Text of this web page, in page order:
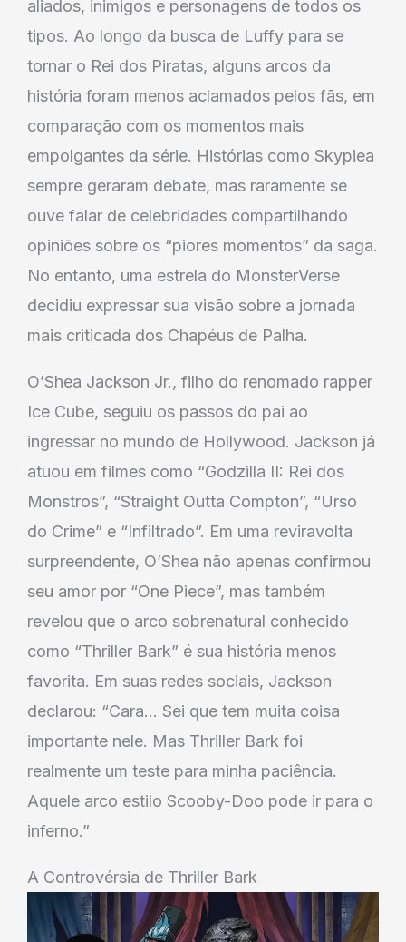
aliados, inimigos e personagens de todos os
tipos. Ao longo da busca de Luffy para se
tornar o Rei dos Piratas, alguns arcos da
história foram menos aclamados pelos fãs, em
comparação com os momentos mais
empolgantes da série. Histórias como Skypiea
sempre geraram debate, mas raramente se
ouve falar de celebridades compartilhando
opiniões sobre os “piores momentos” da saga.
No entanto, uma estrela do MonsterVerse
decidiu expressar sua visão sobre a jornada
mais criticada dos Chapéus de Palha.
O’Shea Jackson Jr., filho do renomado rapper
Ice Cube, seguiu os passos do pai ao
ingressar no mundo de Hollywood. Jackson já
atuou em filmes como “Godzilla II: Rei dos
Monstros”, “Straight Outta Compton”, “Urso
do Crime” e “Infiltrado”. Em uma reviravolta
surpreendente, O’Shea não apenas confirmou
seu amor por “One Piece”, mas também
revelou que o arco sobrenatural conhecido
como “Thriller Bark” é sua história menos
favorita. Em suas redes sociais, Jackson
declarou: “Cara… Sei que tem muita coisa
importante nele. Mas Thriller Bark foi
realmente um teste para minha paciência.
Aquele arco estilo Scooby-Doo pode ir para o
inferno.”
A Controvérsia de Thriller Bark